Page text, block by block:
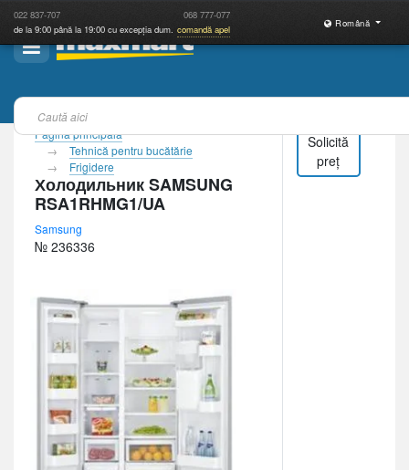
022 837-707 068 777-077
de la 9:00 până la 19:00 cu excepția dum. comandă apel
Română
Pagina principală
Tehnică pentru bucătărie
Frigidere
Холодильник SAMSUNG
RSA1RHMG1/UA
Samsung
№ 236336
Solicită
preț